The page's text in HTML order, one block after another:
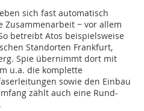
sich fast automatisch
− vor allem
betreibt Atos beispielsweise
Standorten Frankfurt,
Spie übernimmt dort mit
u.a. die komplette
sowie den Einbau
zählt auch eine Rund-